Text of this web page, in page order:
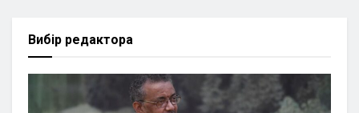
Вибір редактора